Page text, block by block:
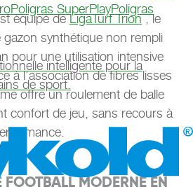
Poligras SuperPlayPoligras
intelligente pour la
de sport.
équipé deLigaTurf Trion, le
synthétique non rempli
pour une utilisation intensive
à l’association de fibres lisses
offre un roulement de balle
confort de jeu, sans recours à
MODERNE EN